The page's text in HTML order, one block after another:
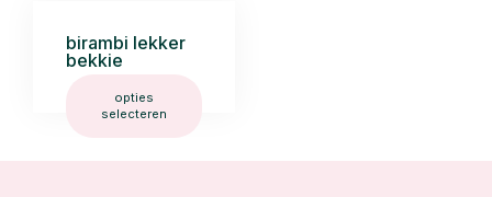
birambi lekker
bekkie
opties
selecteren